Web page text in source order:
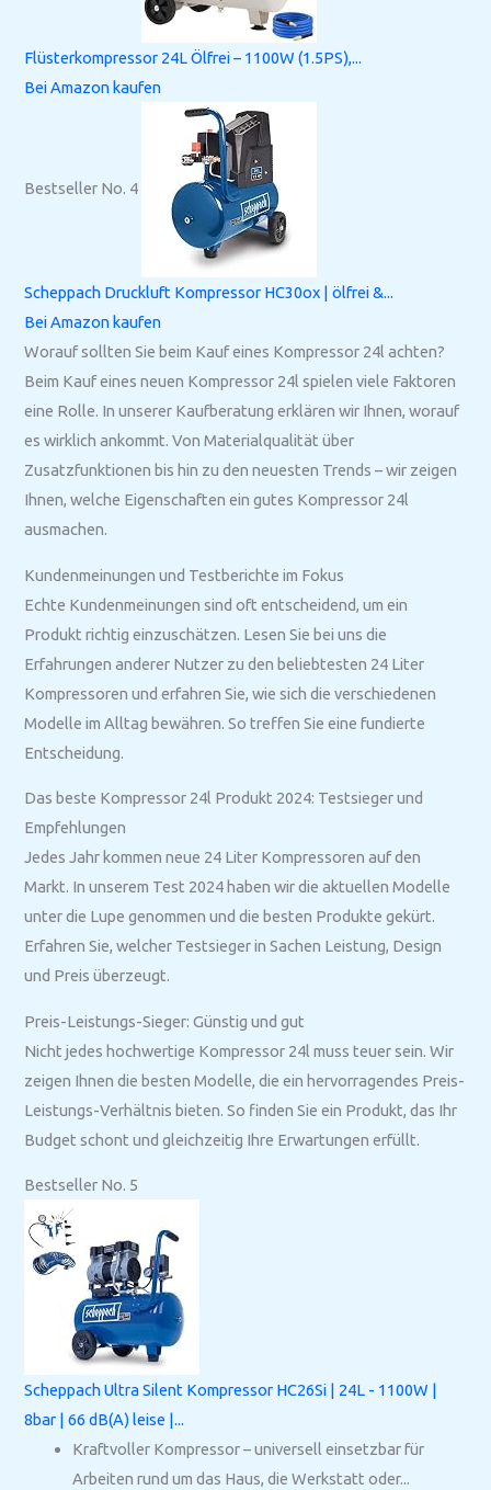
Flüsterkompressor 24L Ölfrei – 1100W (1.5PS),...
Bei Amazon kaufen
Bestseller No. 4
Scheppach Druckluft Kompressor HC30ox | ölfrei &...
Bei Amazon kaufen
Worauf sollten Sie beim Kauf eines Kompressor 24l achten?
Beim Kauf eines neuen Kompressor 24l spielen viele Faktoren
eine Rolle. In unserer Kaufberatung erklären wir Ihnen, worauf
es wirklich ankommt. Von Materialqualität über
Zusatzfunktionen bis hin zu den neuesten Trends – wir zeigen
Ihnen, welche Eigenschaften ein gutes Kompressor 24l
ausmachen.
Kundenmeinungen und Testberichte im Fokus
Echte Kundenmeinungen sind oft entscheidend, um ein
Produkt richtig einzuschätzen. Lesen Sie bei uns die
Erfahrungen anderer Nutzer zu den beliebtesten 24 Liter
Kompressoren und erfahren Sie, wie sich die verschiedenen
Modelle im Alltag bewähren. So treffen Sie eine fundierte
Entscheidung.
Das beste Kompressor 24l Produkt 2024: Testsieger und
Empfehlungen
Jedes Jahr kommen neue 24 Liter Kompressoren auf den
Markt. In unserem Test 2024 haben wir die aktuellen Modelle
unter die Lupe genommen und die besten Produkte gekürt.
Erfahren Sie, welcher Testsieger in Sachen Leistung, Design
und Preis überzeugt.
Preis-Leistungs-Sieger: Günstig und gut
Nicht jedes hochwertige Kompressor 24l muss teuer sein. Wir
zeigen Ihnen die besten Modelle, die ein hervorragendes Preis-
Leistungs-Verhältnis bieten. So finden Sie ein Produkt, das Ihr
Budget schont und gleichzeitig Ihre Erwartungen erfüllt.
Bestseller No. 5
Scheppach Ultra Silent Kompressor HC26Si | 24L - 1100W |
8bar | 66 dB(A) leise |...
Kraftvoller Kompressor – universell einsetzbar für
Arbeiten rund um das Haus, die Werkstatt oder...